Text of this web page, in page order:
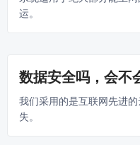
运。
数据安全吗，会不
我们采用的是互联网先进
失。